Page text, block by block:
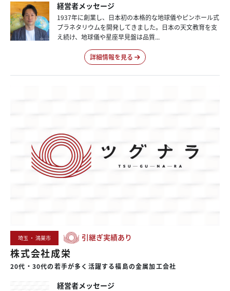
経営者メッセージ
1937年に創業し、日本初の本格的な地球儀やピンホール式
プラネタリウムを開発してきました。日本の天文教育を支
え続け、地球儀や星座早見盤は品質...
詳細情報を見る
埼玉 ・ 鴻巣市 引継ぎ実績あり
株式会社成栄
20代・ 30代の若手が多く 活躍する福島の金属加工会社
経営者メッセージ